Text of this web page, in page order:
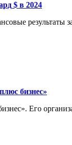
$ в 2024
бизнес»
Его